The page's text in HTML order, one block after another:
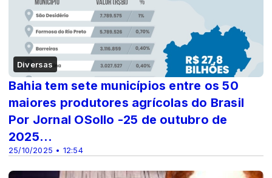
Diversas
25/10/2025 • 12:54
Bahia tem sete municípios entre os 50
maiores produtores agrícolas do Brasil
Por Jornal OSollo -25 de outubro de
2025...